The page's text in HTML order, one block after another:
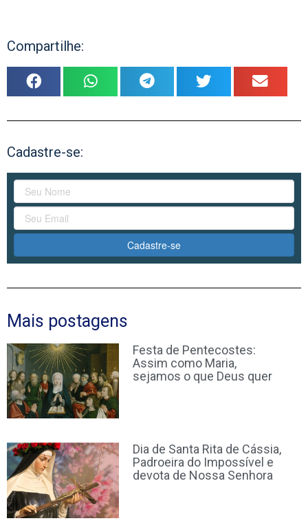
Compartilhe:
Cadastre-se:
Cadastre-se
Mais postagens
Festa de Pentecostes:
Assim como Maria,
sejamos o que Deus quer
Dia de Santa Rita de Cássia,
Padroeira do Impossível e
devota de Nossa Senhora